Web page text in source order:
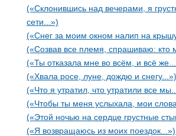
(«Склонившись над вечерами, я
сети...»)
(«Снег за моим окном налип на
(«Созвав все племя, спрашиваю: кто
(«Ты отказала мне во всём, и всё
(«Хвала росе, луне, дождю и снегу...»)
(«Что я утратил, что утратили все
(«Чтобы ты меня услыхала, мои
(«Этой ночью на сердце грустные
(«Я возвращаюсь из моих поездок...»)